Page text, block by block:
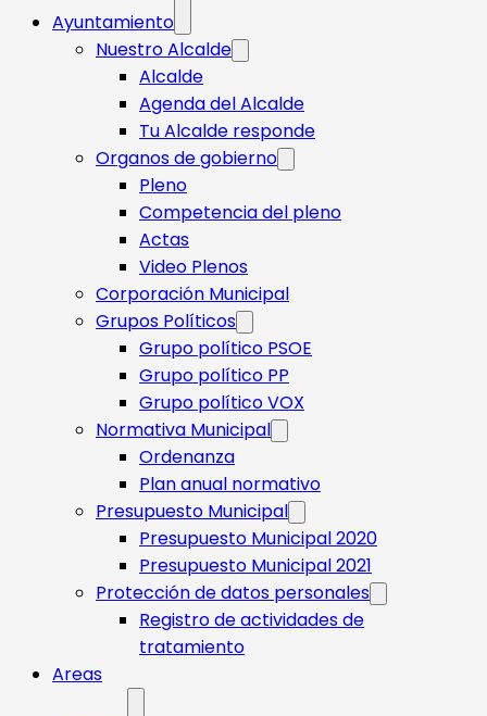
Ayuntamiento
Nuestro Alcalde
Alcalde
Agenda del Alcalde
Tu Alcalde responde​
Organos de gobierno
Pleno
Competencia del pleno
Actas
Video Plenos
Corporación Municipal
Grupos Políticos
Grupo político PSOE
Grupo político PP
Grupo político VOX
Normativa Municipal
Ordenanza
Plan anual normativo
Presupuesto Municipal
Presupuesto Municipal 2020
Presupuesto Municipal 2021
Protección de datos personales
Registro de actividades de
tratamiento
Areas